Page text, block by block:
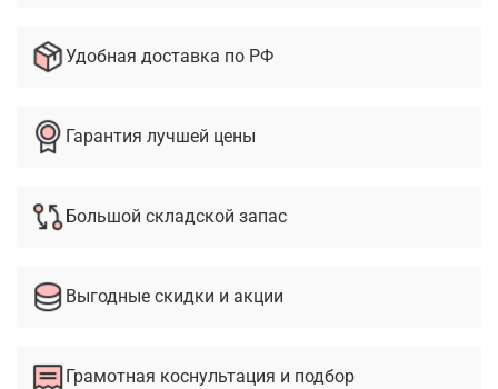
Удобная доставка по РФ
Гарантия лучшей цены
Большой складской запас
Выгодные скидки и акции
Грамотная коснультация и подбор